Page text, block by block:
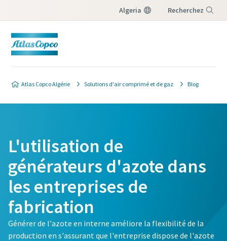
Algeria Recherchez
Atlas Copco Algérie Solutions d'air comprimé et de gaz Blog
L'utilisation de
générateurs d'azote dans
les entreprises de
fabrication
Générer de l'azote en interne améliore la flexibilité de la
production en s'assurant que l'entreprise dispose de l'azote